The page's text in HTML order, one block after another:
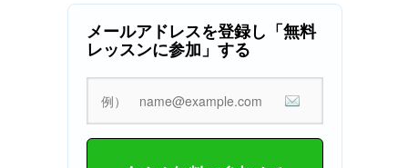
メールアドレスを登録し「無料
レッスンに参加」する